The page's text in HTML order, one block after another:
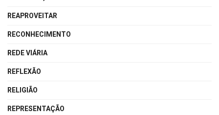
REAPROVEITAR
RECONHECIMENTO
REDE VIÁRIA
REFLEXÃO
RELIGIÃO
REPRESENTAÇÃO